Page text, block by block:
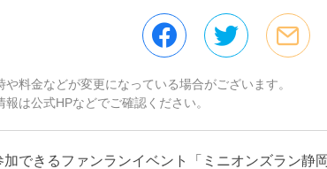
や料金などが変更になっている場合がございます。
報は公式HPなどでご確認ください。
加できるファンランイベント「ミニオンズラン静